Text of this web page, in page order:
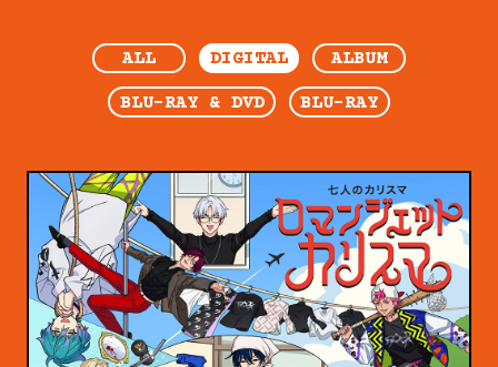
ALL DIGITAL ALBUM
BLU-RAY & DVD BLU-RAY